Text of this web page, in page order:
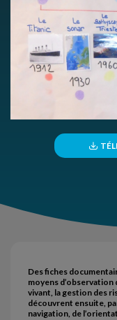
Des fiches
moyens d’observation
vivant, la gestion des
découvrent ensuite,
navigation, de